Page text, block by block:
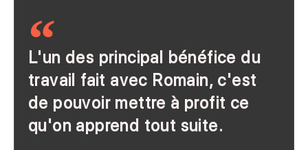
L'un des principal bénéfice du
travail fait avec Romain, c'est
de pouvoir mettre à profit ce
qu'on apprend tout suite.